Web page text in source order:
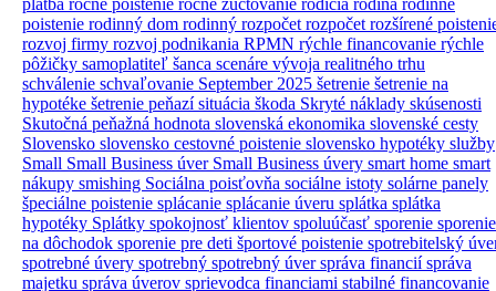
platba ročné poistenie ročné zúčtovanie rodičia rodina rodinné
poistenie rodinný dom rodinný rozpočet rozpočet rozšírené
rozvoj firmy rozvoj podnikania RPMN rýchle financovanie rýchle
pôžičky samoplatiteľ šanca scenáre vývoja realitného trhu
schválenie schvaľovanie September 2025 šetrenie šetrenie na
hypotéke šetrenie peňazísituácia škoda Skryté náklady skúsenosti
Skutočná peňažná hodnota slovenská ekonomika slovenské cesty
Slovensko slovensko cestovné poistenie slovensko hypotéky služby
Small Small Business úver Small Business úvery smart home smart
nákupy smishing Sociálna poisťovňa sociálne istoty solárne panely
špeciálne poistenie splácanie splácanie úveru splátka splátka
hypotéky Splátky spokojnosť klientov spoluúčasť sporenie sporenie
na dôchodok sporenie pre deti športové poistenie spotrebitelský
spotrebné úvery spotrebný spotrebný úverspráva financiíspráva
majetku správa úverov sprievodca financiami stabilné financovanie